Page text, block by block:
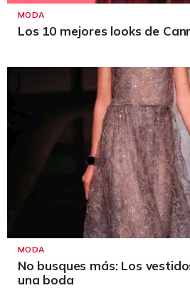
MODA
Los 10 mejores looks de
MODA
No busques más: Los
una boda